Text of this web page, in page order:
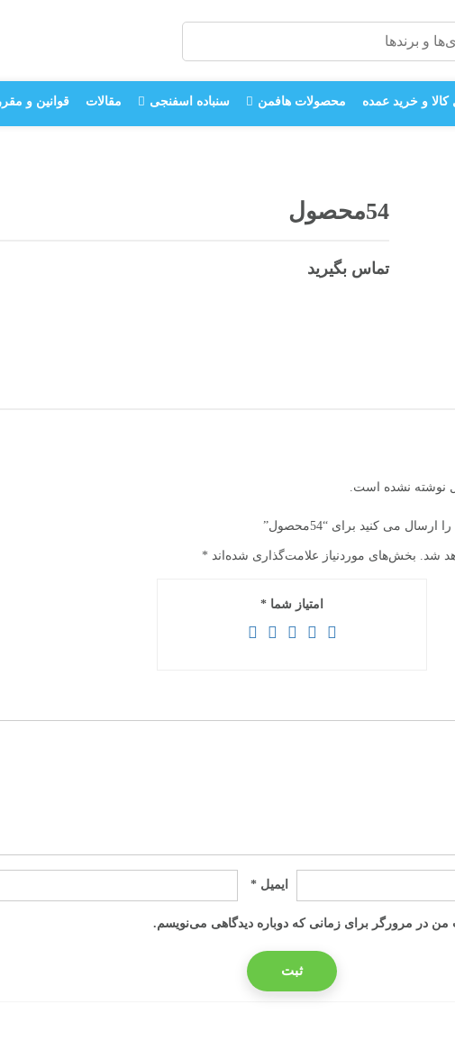
و خرید عمده محصولات هافمن سنباده اسفنجی مقالات قوانین و
54محصول
تماس بگیرید
نوشته نشده است.
می کنید برای “54محصول”
شد. بخش‌های موردنیاز علامت‌گذاری شده‌اند *
امتیاز شما *
ایمیل *
من در مرورگر برای زمانی که دوباره دیدگاهی می‌نویسم.